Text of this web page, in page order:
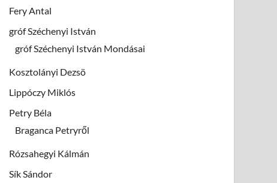
Fery Antal
gróf Széchenyi István
gróf Széchenyi István Mondásai
Kosztolányi Dezsö
Lippóczy Miklós
Petry Béla
Braganca Petryről
Rózsahegyi Kálmán
Sík Sándor